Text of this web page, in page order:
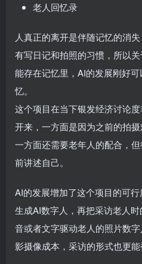
老人回忆录
人真正的离开是伴随记忆的消
有写日记和拍照的习惯，所以
能存在记忆里，AI的发展刚好
忆。
这个项目在当下银发经济讨论
开来，一方面是因为之前的拍
一方面还需要老年人的配合，
前讲述自己。
AI的发展增加了这个项目的可
生成AI数字人，再把采访老人
音或者文字驱动老人的照片数
影摄像成本，采访的形式也更能